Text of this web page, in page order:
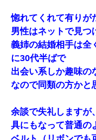
惚れてくれて有りが
男性はネットで見つ
義姉の結婚相手は全
に30代半ばで
出会い系しか趣味の
なので同類の方かと
余談で失礼しますが
具にもなって普通の